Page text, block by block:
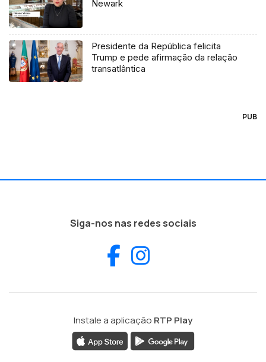
Newark
Presidente da República felicita
Trump e pede afirmação da relação
transatlântica
PUB
Siga-nos nas redes sociais
Facebook
Instale a aplicação RTP Play